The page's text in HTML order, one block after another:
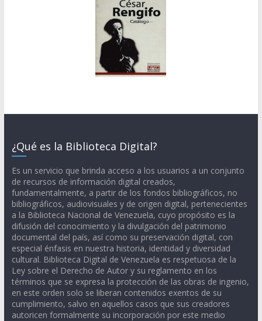
¿Qué es la Biblioteca Digital?
Es un servicio que brinda acceso a los usuarios a un conjunto
de recursos de información digital creados,
fundamentalmente, a partir de los fondos bibliográficos, no
bibliográficos, audiovisuales y de origen digital, pertenecientes
a la Biblioteca Nacional de Venezuela, cuyo propósito es la
difusión del conocimiento y la divulgación del patrimonio
documental del país, así como su preservación digital, con
especial énfasis en nuestra historia, identidad y diversidad
cultural. Biblioteca Digital de Venezuela es respetuosa de la
Ley sobre el Derecho de Autor y su reglamento en los
términos que se expresa la protección de las obras de ingenio,
en este orden solo se liberan contenidos exentos de su
cumplimiento, salvo en aquellos casos que sus creadores
autoricen formalmente su incorporación por este medio